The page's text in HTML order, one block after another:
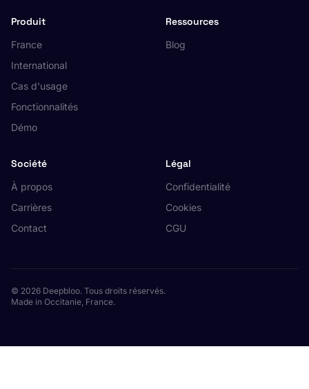
Produit
France
International
Cas d'usage
Fonctionnalités
Démo
Ressources
Blog
Société
À propos
Carrières
Contact
Légal
Confidentialité
Cookies
CGU
© 2026 Deepbloo. Tous droits réservés.
Made in Occitanie, France.